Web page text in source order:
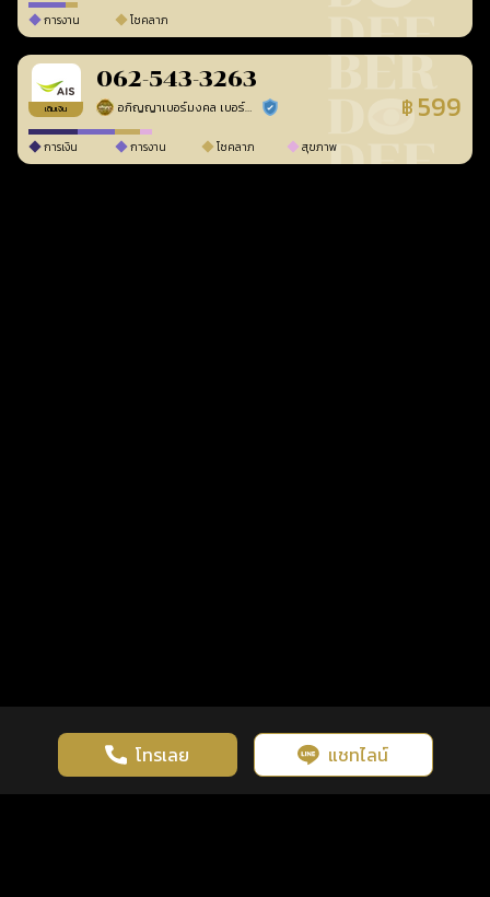
การงาน โชคลาภ
เติมเงิน
062-543-3263
อภิญญาเบอร์มงคล เบอร์สวยเลขศาสตร์ ร้านยืนยันแล้ว ฿ 599
การเงิน การงาน โชคลาภ สุขภาพ
โทรเลย แชทไลน์
เว็บไซต์นี้มีการใช้งานคุกกี้ เพื่อเพิ่มประสิทธิภาพและประสบการณ์ที่ดี
ในการใช้งานเว็บไซต์ นโยบายความเป็นส่วนตัว
รู้ก่อน พร้อมกว่า ทุกจังหวะชีวิต คลิกดูดวงฟรี